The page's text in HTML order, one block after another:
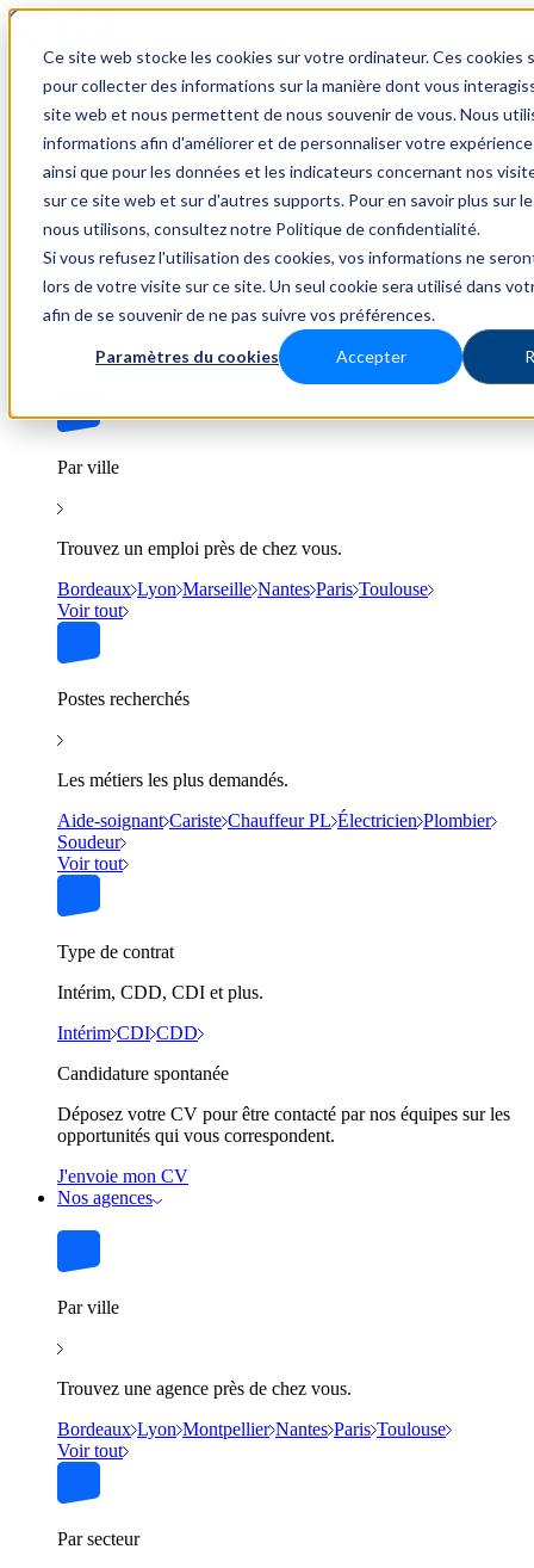
Ce site web stocke les cookies sur votre ordinateur. Ces cookies
pour collecter des informations sur la manière dont vous
site web et nous permettent de nous souvenir de vous. Nous
informations afin d'améliorer et de personnaliser votre
ainsi que pour les données et les indicateurs concernant nos
sur ce site web et sur d'autres supports. Pour en savoir plus sur
nous utilisons, consultez notre Politique de confidentialité.
Si vous refusez l'utilisation des cookies, vos informations ne
lors de votre visite sur ce site. Un seul cookie sera utilisé dans
afin de se souvenir de ne pas suivre vos préférences.
Paramètres du cookies Accepter
Trouver un emploi
Par secteur
BTP Hôtellerie & Restauration Industrie & Nucléaire
Tertiaire & Ingénierie Transport &
Logistique
Par ville
Trouvez un emploi près de chez vous.
Bordeaux Lyon Marseille Nantes Paris Toulouse
Voir tout
Postes recherchés
Les métiers les plus demandés.
Aide-soignant Cariste Chauffeur PL Électricien Plombier
Soudeur
Voir tout
Type de contrat
Intérim, CDD, CDI et plus.
Intérim CDI CDD
Candidature spontanée
Déposez votre CV pour être contacté par nos équipes sur les
opportunités qui vous correspondent.
J'envoie mon CV
Nos agences
Par ville
Trouvez une agence près de chez vous.
Bordeaux Lyon Montpellier Nantes Paris Toulouse
Voir tout
Par secteur